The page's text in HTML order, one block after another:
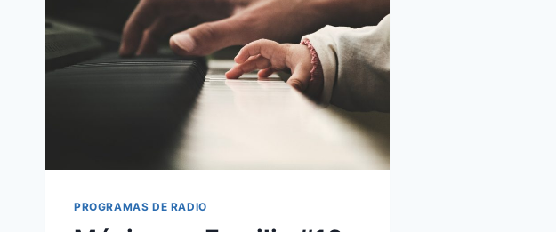
PROGRAMAS DE RADIO